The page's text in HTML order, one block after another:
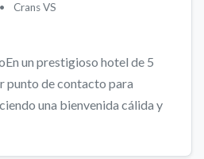
•
Crans VS
un prestigioso hotel de 5
punto de contacto para
una bienvenida cálida y